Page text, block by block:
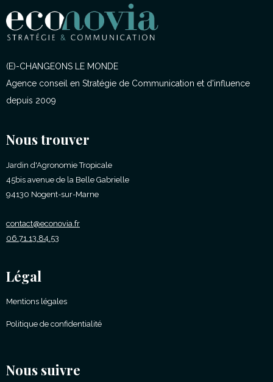
(E)-CHANGEONS LE MONDE
Agence conseil en Stratégie de Communication et d'influence
depuis 2009
Nous trouver
Jardin d'Agronomie Tropicale
45bis avenue de la Belle Gabrielle
94130 Nogent-sur-Marne
contact@econovia.fr
06.71.13.84.53
Légal
Mentions légales
Politique de confidentialité
Nous suivre